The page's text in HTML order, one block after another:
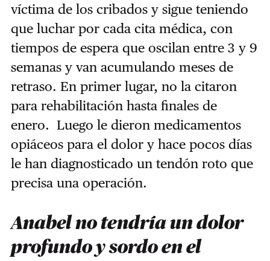
víctima de los cribados y sigue teniendo
que luchar por cada cita médica, con
tiempos de espera que oscilan entre 3 y 9
semanas y van acumulando meses de
retraso. En primer lugar, no la citaron
para rehabilitación hasta finales de
enero. Luego le dieron medicamentos
opiáceos para el dolor y hace pocos días
le han diagnosticado un tendón roto que
precisa una operación.
Anabel no tendría un dolor
profundo y sordo en el